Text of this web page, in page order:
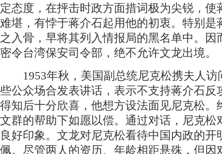
定态度，在抨击时政方面措词极为尖锐，使
难堪，有悖于蒋介石起用他的初衷。特别是
之入骨，早将其列入情报局的黑名单中。因
密令台湾保安司令部，绝不允许文龙出境。
1953年秋，美国副总统尼克松携夫人访
些公众场合发表讲话，表示不支持蒋介石反
得知后十分欣喜，他想方设法面见尼克松。
文群的帮助下如愿以偿。通过对话，尼克松
良好印象。文龙对尼克松看待中国内政的开
佩。尽管两人的资历、年龄相距悬殊，但因